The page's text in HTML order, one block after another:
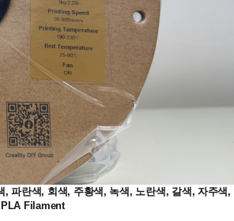
파란색, 회색, 주황색, 녹색, 노란색, 갈색, 자주색,
Filament